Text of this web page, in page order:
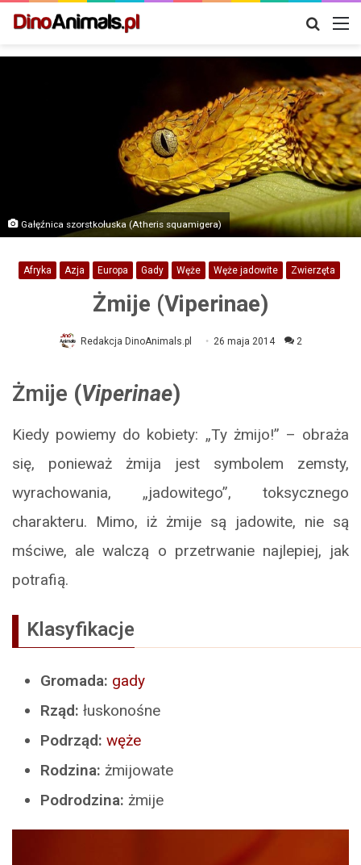
Szukaj
Gałęźnica szorstkołuska (Atheris squamigera)
Afryka Azja Europa Gady Węże Węże jadowite Zwierzęta
Żmije (Viperinae)
Redakcja DinoAnimals.pl 26 maja 2014 2
Żmije (Viperinae)
Kiedy powiemy do kobiety: „Ty żmijo!” – obraża
się, ponieważ żmija jest symbolem zemsty,
wyrachowania, „jadowitego”, toksycznego
charakteru. Mimo, iż żmije są jadowite, nie są
mściwe, ale walczą o przetrwanie najlepiej, jak
potrafią.
Klasyfikacje
Gromada: gady
Rząd: łuskonośne
Podrząd: węże
Rodzina: żmijowate
Podrodzina: żmije